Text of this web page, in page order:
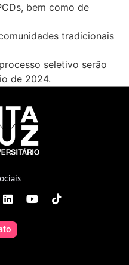
bem como de
tradicionais
seletivo serão
de 2024.